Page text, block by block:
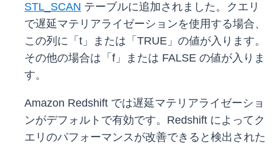
STL_SCAN テーブルに追加されました。クエリ
で遅延マテリアライゼーションを使用する場合、
この列に「t」または「TRUE」の値が入ります。
その他の場合は「f」または FALSE の値が入りま
す。
Amazon Redshift では遅延マテリアライゼーショ
ンがデフォルトで有効です。Redshift によってク
エリのパフォーマンスが改善できると検出された